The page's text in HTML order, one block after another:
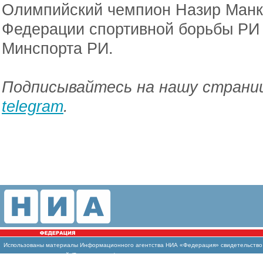
Олимпийский чемпион Назир
Федерации спортивной борьбы
Минспорта РИ.
Подписывайтесь на нашу
telegram.
Использованы материалы Информационного агентства НИА «Федерация»
массовых коммуникаций (Роскомнадзор)